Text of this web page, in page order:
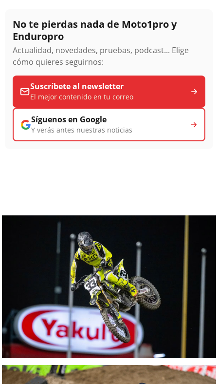
No te pierdas nada de Moto1pro y
Enduropro
Actualidad, novedades, pruebas, podcast... Elige
cómo quieres seguirnos:
Suscríbete al newsletter
El mejor contenido en tu correo
Síguenos en Google
Y verás antes nuestras noticias